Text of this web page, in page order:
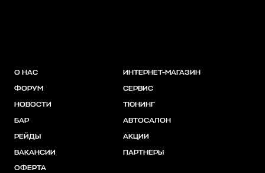
О НАС
ФОРУМ
НОВОСТИ
БАР
РЕЙДЫ
ВАКАНСИИ
ОФЕРТА
ИНТЕРНЕТ-МАГАЗИН
СЕРВИС
ТЮНИНГ
АВТОСАЛОН
АКЦИИ
ПАРТНЕРЫ